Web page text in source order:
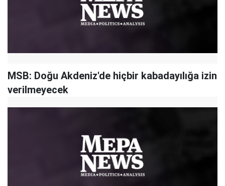
MSB: Doğu Akdeniz'de hiçbir kabadayılığa izin
verilmeyecek